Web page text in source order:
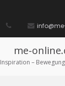
biete
/
Ich
suche
diese
Seite
me-
Inspiration –